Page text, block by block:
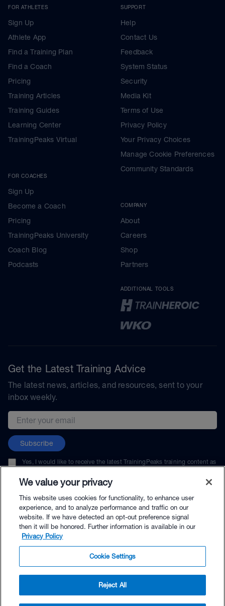
$34.90 - Buy Now
FOR ATHLETES
Sign Up
Athlete App
Find a Training Plan
Find a Coach
Pricing
Training Articles
Training Guides
Learning Center
TrainingPeaks Virtual
FOR COACHES
Sign Up
Become a Coach
Pricing
TrainingPeaks University
Coach Blog
Podcasts
SUPPORT
Help
Contact Us
Feedback
System Status
Security
Media Kit
Terms of Use
Privacy Policy
Your Privacy Choices
Manage Cookie Preferences
Community Standards
COMPANY
About
Careers
Shop
Partners
ADDITIONAL TOOLS
Get the Latest Training Advice
The latest news, articles, and resources, sent to your
inbox weekly.
Email address
Subscribe
Yes, I would like to receive the latest TrainingPeaks training content as
unsubscribe at any time.
© TrainingPeaks, LLC
We value your privacy
This website uses cookies for functionality, to enhance user
experience, and to analyze performance and traffic on our
website. If we have detected an opt-out preference signal
then it will be honored. Further information is available in our
Privacy Policy
Cookie Settings
Reject All